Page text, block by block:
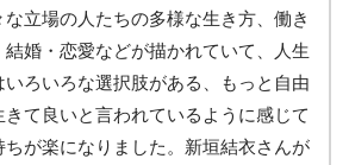
な立場の人たちの多様な生き方、働き
結婚・恋愛などが描かれていて、人生
いろいろな選択肢がある、もっと自由
きて良いと言われているように感じて
ちが楽になりました。新垣結衣さんが